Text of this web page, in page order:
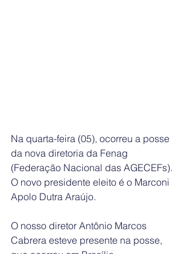
Na quarta-feira (05), ocorreu a posse
da nova diretoria da Fenag
(Federação Nacional das AGECEFs).
O novo presidente eleito é o Marconi
Apolo Dutra Araújo.
O nosso diretor Antônio Marcos
Cabrera esteve presente na posse,